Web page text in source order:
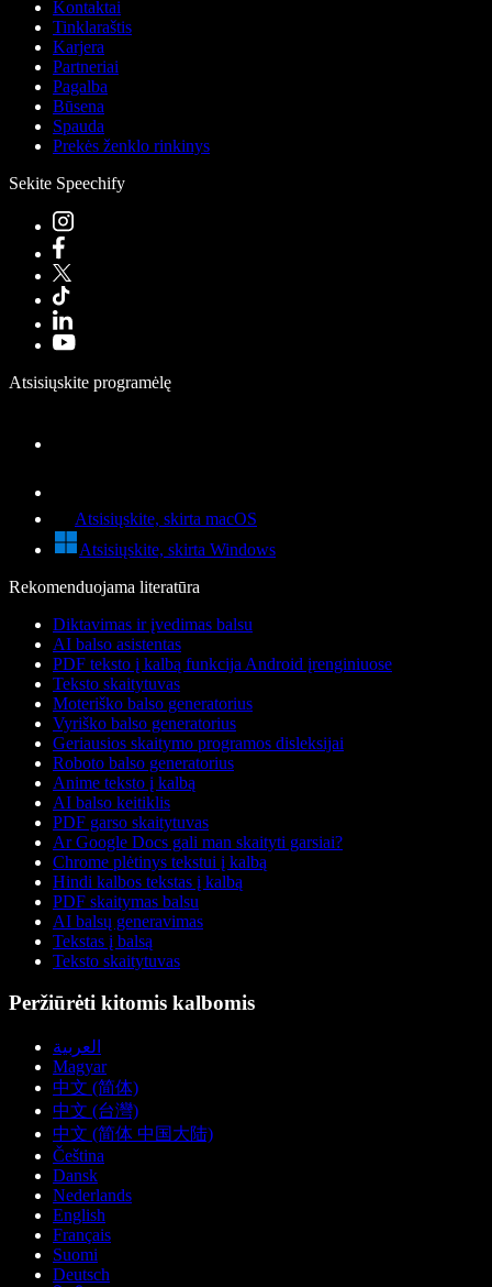
Kontaktai
Tinklaraštis
Karjera
Partneriai
Pagalba
Būsena
Spauda
Prekės ženklo rinkinys
Sekite Speechify
Atsisiųskite programėlę
Atsisiųskite, skirta macOS
Atsisiųskite, skirta Windows
Rekomenduojama literatūra
Diktavimas ir įvedimas balsu
AI balso asistentas
PDF teksto į kalbą funkcija Android įrenginiuose
Teksto skaitytuvas
Moteriško balso generatorius
Vyriško balso generatorius
Geriausios skaitymo programos disleksijai
Roboto balso generatorius
Anime teksto į kalbą
AI balso keitiklis
PDF garso skaitytuvas
Ar Google Docs gali man skaityti garsiai?
Chrome plėtinys tekstui į kalbą
Hindi kalbos tekstas į kalbą
PDF skaitymas balsu
AI balsų generavimas
Tekstas į balsą
Teksto skaitytuvas
Peržiūrėti kitomis kalbomis
العربية
Magyar
中文 (简体)
中文 (台灣)
中文 (简体 中国大陆)
Čeština
Dansk
Nederlands
English
Français
Suomi
Deutsch